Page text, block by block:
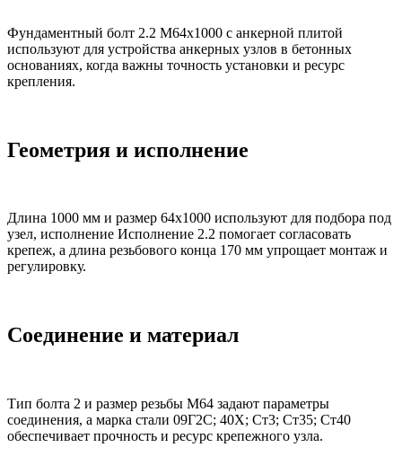
Фундаментный болт 2.2 М64х1000 с анкерной плитой
используют для устройства анкерных узлов в бетонных
основаниях, когда важны точность установки и ресурс
крепления.
Геометрия и исполнение
Длина 1000 мм и размер 64х1000 используют для подбора под
узел, исполнение Исполнение 2.2 помогает согласовать
крепеж, а длина резьбового конца 170 мм упрощает монтаж и
регулировку.
Соединение и материал
Тип болта 2 и размер резьбы М64 задают параметры
соединения, а марка стали 09Г2С; 40Х; Ст3; Ст35; Ст40
обеспечивает прочность и ресурс крепежного узла.